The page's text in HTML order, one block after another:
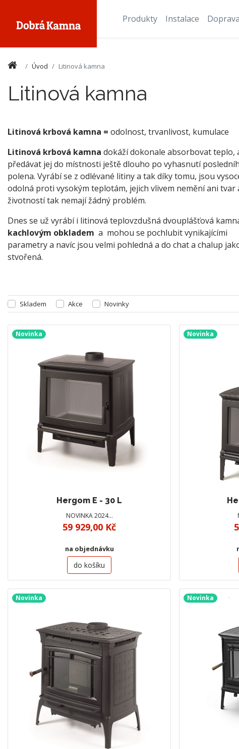
Produkty Instalace Doprava
Úvod Litinová kamna
Litinová kamna
Litinová krbová kamna = odolnost, trvanlivost, kumulace
Litinová krbová kamna dokáží dokonale absorbovat teplo,
předávat jej do místnosti ještě dlouho po vyhasnutí
polena. Vyrábí se z odlévané litiny a tak díky tomu, jsou
odolná proti vysokým teplotám, jejich vlivem nemění ani tvar
životností tak nemají žádný problém.
Dnes se už vyrábí i litinová teplovzdušná dvouplášťová
kachlovým obkladem a mohou se pochlubit vynikajícími
parametry a navíc jsou velmi pohledná a do chat a chalup
stvořená.
Skladem Akce Novinky
Novinka
Hergom E - 30 L
NOVINKA 2024…
59 929,00 Kč
na objednávku
do košíku
Novinka
Novinka Novinka